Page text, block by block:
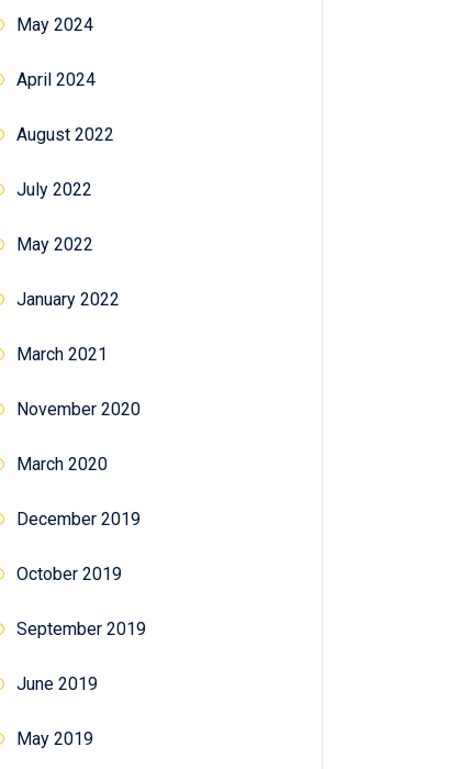
May 2024
April 2024
August 2022
July 2022
May 2022
January 2022
March 2021
November 2020
March 2020
December 2019
October 2019
September 2019
June 2019
May 2019